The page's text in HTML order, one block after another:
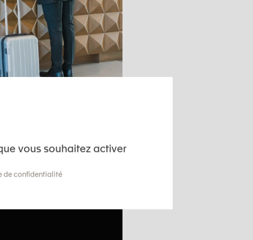
la vidéo ci-dessous.
vous souhaitez activer
de confidentialité